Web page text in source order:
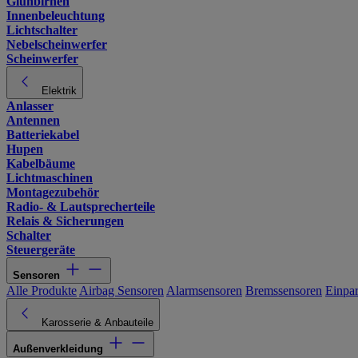
Innenbeleuchtung
Lichtschalter
Nebelscheinwerfer
Scheinwerfer
Elektrik
Anlasser
Antennen
Batteriekabel
Hupen
Kabelbäume
Lichtmaschinen
Montagezubehör
Radio- & Lautsprecherteile
Relais & Sicherungen
Schalter
Steuergeräte
Sensoren
Alle Produkte Airbag Sensoren Alarmsensoren Bremssensoren
Karosserie & Anbauteile
Außenverkleidung